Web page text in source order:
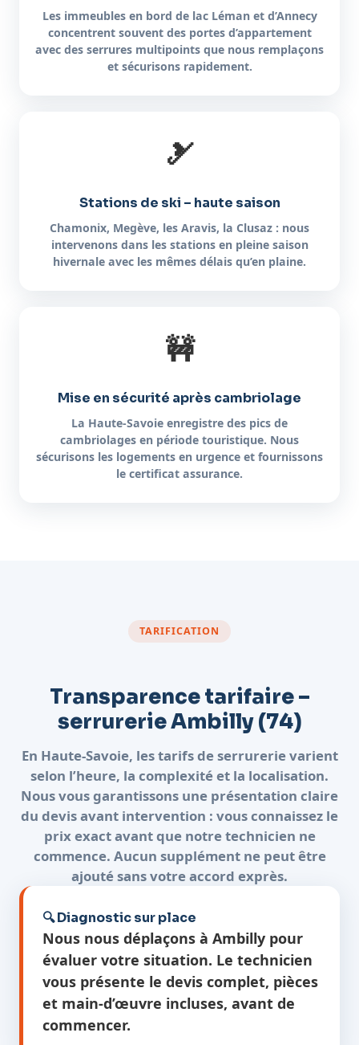
Les immeubles en bord de lac Léman et d’Annecy
concentrent souvent des portes d’appartement
avec des serrures multipoints que nous remplaçons
et sécurisons rapidement.
🎿
Stations de ski – haute saison
Chamonix, Megève, les Aravis, la Clusaz : nous
intervenons dans les stations en pleine saison
hivernale avec les mêmes délais qu’en plaine.
🚧
Mise en sécurité après cambriolage
La Haute-Savoie enregistre des pics de
cambriolages en période touristique. Nous
sécurisons les logements en urgence et fournissons
le certificat assurance.
TARIFICATION
Transparence tarifaire –
serrurerie Ambilly (74)
En Haute-Savoie, les tarifs de serrurerie varient
selon l’heure, la complexité et la localisation.
Nous vous garantissons une présentation claire
du devis avant intervention : vous connaissez le
prix exact avant que notre technicien ne
commence. Aucun supplément ne peut être
ajouté sans votre accord exprès.
🔍 Diagnostic sur place
Nous nous déplaçons à Ambilly pour
évaluer votre situation. Le technicien
vous présente le devis complet, pièces
et main-d’œuvre incluses, avant de
commencer.